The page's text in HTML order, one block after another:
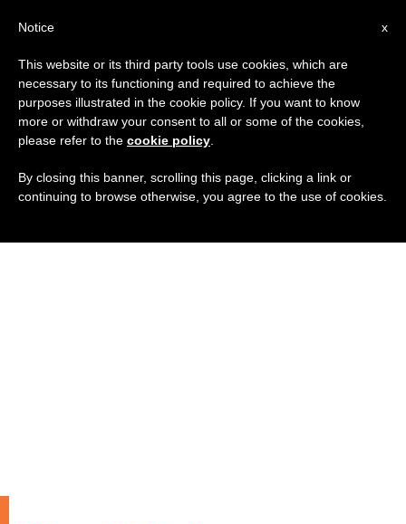
x
Notice
This website or its third party tools use cookies, which are
necessary to its functioning and required to achieve the
purposes illustrated in the cookie policy. If you want to know
more or withdraw your consent to all or some of the cookies,
please refer to the cookie policy
By closing this banner, scrolling this page, clicking a link or
continuing to browse otherwise, you agree to the use of cookies.